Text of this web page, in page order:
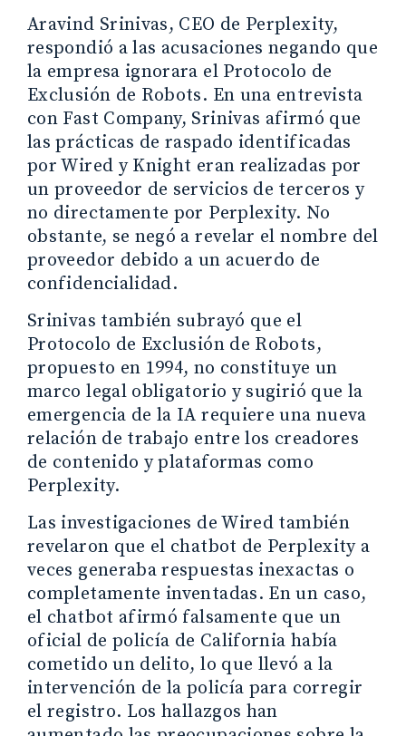
Aravind Srinivas, CEO de Perplexity,
respondió a las acusaciones negando que
la empresa ignorara el Protocolo de
Exclusión de Robots. En una entrevista
con Fast Company, Srinivas afirmó que
las prácticas de raspado identificadas
por Wired y Knight eran realizadas por
un proveedor de servicios de terceros y
no directamente por Perplexity. No
obstante, se negó a revelar el nombre del
proveedor debido a un acuerdo de
confidencialidad.
Srinivas también subrayó que el
Protocolo de Exclusión de Robots,
propuesto en 1994, no constituye un
marco legal obligatorio y sugirió que la
emergencia de la IA requiere una nueva
relación de trabajo entre los creadores
de contenido y plataformas como
Perplexity.
Las investigaciones de Wired también
revelaron que el chatbot de Perplexity a
veces generaba respuestas inexactas o
completamente inventadas. En un caso,
el chatbot afirmó falsamente que un
oficial de policía de California había
cometido un delito, lo que llevó a la
intervención de la policía para corregir
el registro. Los hallazgos han